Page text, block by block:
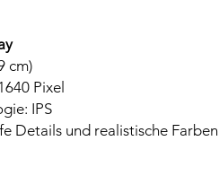
cm)
Pixel
IPS
Details und realistische Farben